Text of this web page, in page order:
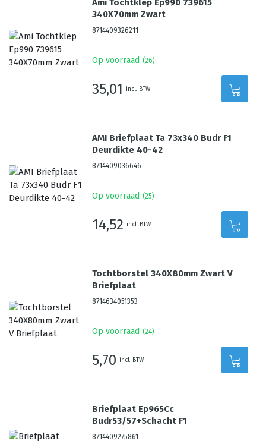
Ami Tochtklep Ep990 739615
340X70mm Zwart
8714409326211
Op voorraad (26)
35,01 incl. BTW
AMI Briefplaat Ta 73x340 Budr F1
Deurdikte 40-42
8714409036646
Op voorraad (25)
14,52 incl. BTW
Tochtborstel 340X80mm Zwart V
Briefplaat
8714634051353
Op voorraad (24)
5,70 incl. BTW
Briefplaat Ep965Cc
Budr53/57+Schacht F1
8714409275861